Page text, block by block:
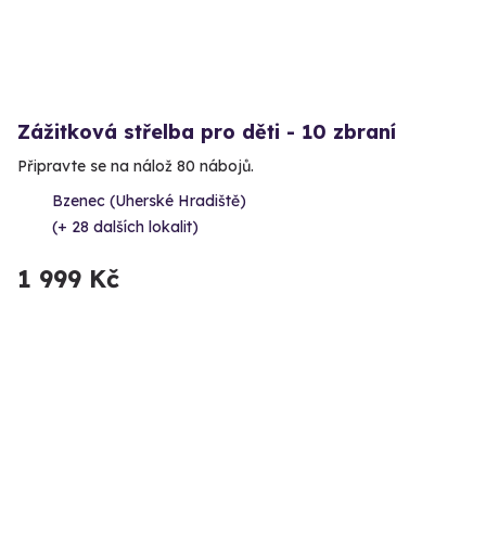
Zážitková střelba pro děti - 10 zbraní
Připravte se na nálož 80 nábojů.
Bzenec (Uherské Hradiště)
(+ 28 dalších lokalit)
1 999 Kč